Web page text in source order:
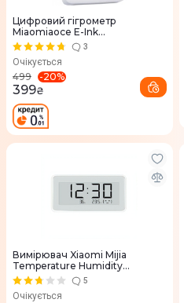
Цифровий гігрометр
Miaomiaoce E-Ink
Hygrothermograph (MHO-C601)
3
Очікується
499 -20%
399₴
Вимірювач Xiaomi Mijia
Temperature Humidity
Monitoring Meter Electronic
Thermometer(LYWSD02MMC)
5
Очікується